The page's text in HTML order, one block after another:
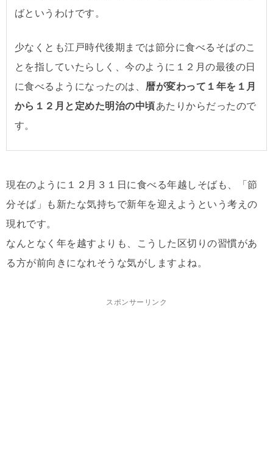
ばというわけです。
少なくとも江戸時代後期までは節分に食べるそばのこ
とを指していたらしく、今のように１２月の最後の日
に食べるようになったのは、 暦が変わって１年を１月
から１２月と定めた明治の中頃 あたりからだったので
す。
現在のように１２月３１日に食べる年越しそばも、「節
分そば」も新たな気持ちで新年を迎えようという考えの
現れです。
なんとなく年を越すよりも、こうした区切りの習慣があ
る方が前向きになれそうな気がしますよね。
スポンサーリンク